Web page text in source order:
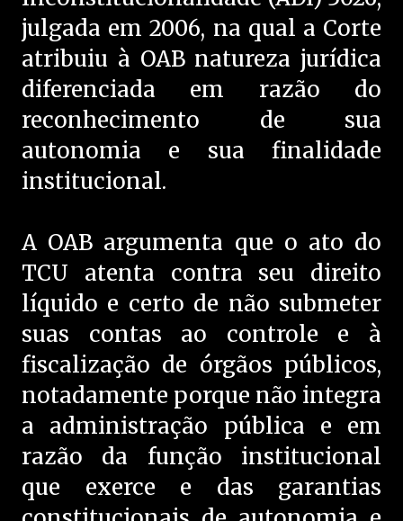
julgada em 2006, na qual a Corte
atribuiu à OAB natureza jurídica
diferenciada em razão do
reconhecimento de sua
autonomia e sua finalidade
institucional.
A OAB argumenta que o ato do
TCU atenta contra seu direito
líquido e certo de não submeter
suas contas ao controle e à
fiscalização de órgãos públicos,
notadamente porque não integra
a administração pública e em
razão da função institucional
que exerce e das garantias